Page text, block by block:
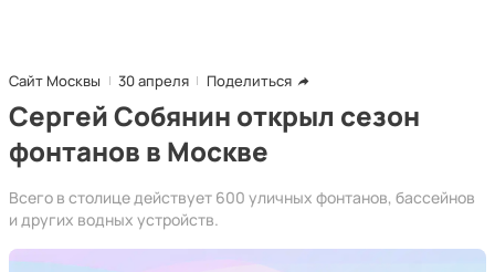
Сайт Москвы 30 апреля Поделиться
Сергей Собянин открыл сезон
фонтанов в Москве
Всего в столице действует 600 уличных фонтанов, бассейнов
и других водных устройств.